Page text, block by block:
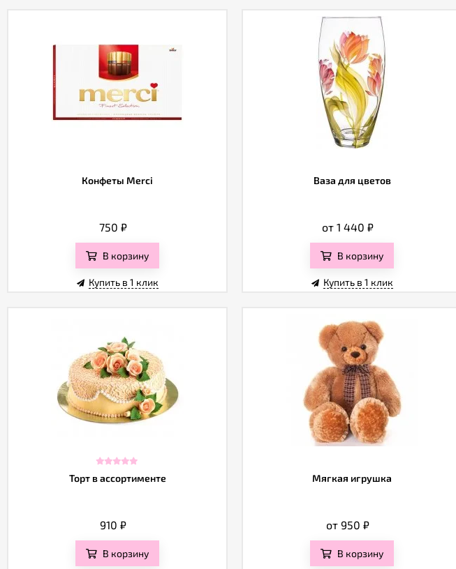
Конфеты Merci
750 ₽
В корзину
Купить в 1 клик
Ваза для цветов
от 1 440 ₽
В корзину
Купить в 1 клик
Торт в ассортименте
910 ₽
В корзину
Мягкая игрушка
от 950 ₽
В корзину